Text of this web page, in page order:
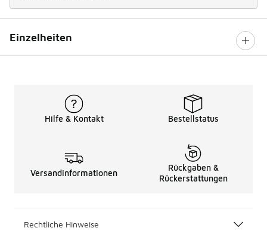
Einzelheiten
Hilfe & Kontakt Bestellstatus
Versandinformationen
Rückgaben &
Rückerstattungen
Rechtliche Hinweise